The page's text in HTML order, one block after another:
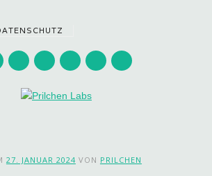
27. JANUAR 2024 VON PRILCHEN